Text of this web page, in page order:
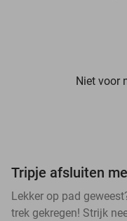
Niet voor
Tripje afsluiten
Lekker op pad
trek gekregen! Strijk